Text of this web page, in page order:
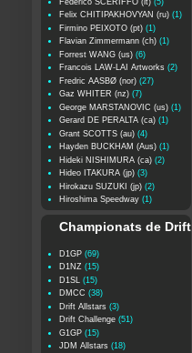
Felix CHITIPAKHOVYAN (ru) (1)
Firmino PEIXOTO (pt) (1)
Flavian Zimmermann (ch) (1)
Forrest WANG (us) (6)
Francois LAW-LAI Artworks (2)
Fredric AASBØ (nor) (27)
Gaz WHITER (nz) (7)
George MARSTANOVIC (us) (1)
Gerard DE PERALTA (ca) (1)
Grant SCOTTS (au) (4)
Hayden BUCKHAM (Aus) (1)
Hideki NISHIMURA (ca) (2)
Hideo ITAKURA (jp) (3)
Hirokazu SUZUKI (jp) (2)
Hiroshima Speedway (1)
Championats de Drift
D1GP (69)
D1NZ (15)
D1SL
(15)
DMCC (38)
Drift Allstars (3)
Drift Challenge (51)
G1GP (15)
JDM Allstars (18)